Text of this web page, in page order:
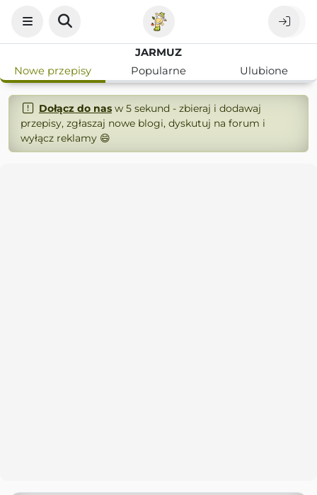
JARMUZ
Nowe przepisy
Popularne Ulubione
Dołącz do nasw 5 sekund - zbieraj i dodawaj
przepisy, zgłaszaj nowe blogi, dyskutuj na forum i
wyłącz reklamy 😄